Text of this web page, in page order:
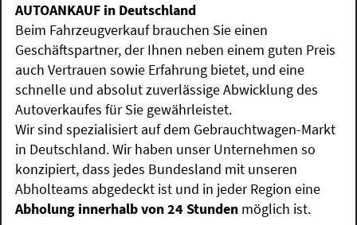
AUTOANKAUF in Deutschland
Beim Fahrzeugverkauf brauchen Sie einen
Geschäftspartner, der Ihnen neben einem guten Preis
auch Vertrauen sowie Erfahrung bietet, und eine
schnelle und absolut zuverlässige Abwicklung des
Autoverkaufes für Sie gewährleistet.
Wir sind spezialisiert auf dem Gebrauchtwagen-Markt
in Deutschland. Wir haben unser Unternehmen so
konzipiert, dass jedes Bundesland mit unseren
Abholteams abgedeckt ist und in jeder Region eine
Abholung innerhalb von 24 Stunden möglich ist.